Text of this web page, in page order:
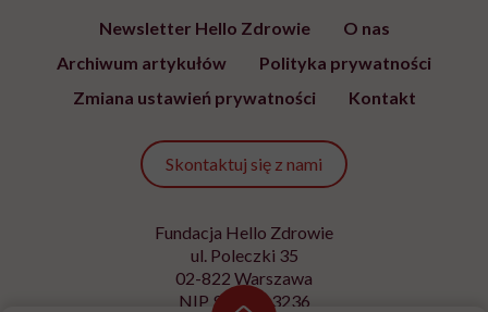
Newsletter Hello Zdrowie
O nas
Archiwum artykułów
Polityka prywatności
Zmiana ustawień prywatności
Kontakt
Skontaktuj się z nami
Fundacja Hello Zdrowie
ul. Poleczki 35
02-822 Warszawa
NIP 9512613236